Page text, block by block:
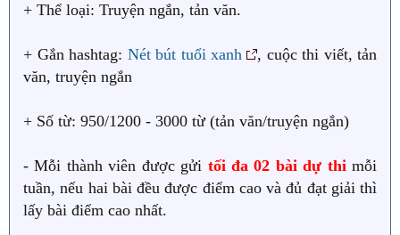
+ Thể loại: Truyện ngắn, tản văn.
+ Gắn hashtag: Nét bút tuổi xanh
, cuộc thi viết, tản
văn, truyện ngắn
+ Số từ: 950/1200 - 3000 từ (tản văn/truyện ngắn)
- Mỗi thành viên được gửi tối đa 02 bài dự thi mỗi
tuần, nếu hai bài đều được điểm cao và đủ đạt giải thì
lấy bài điểm cao nhất.